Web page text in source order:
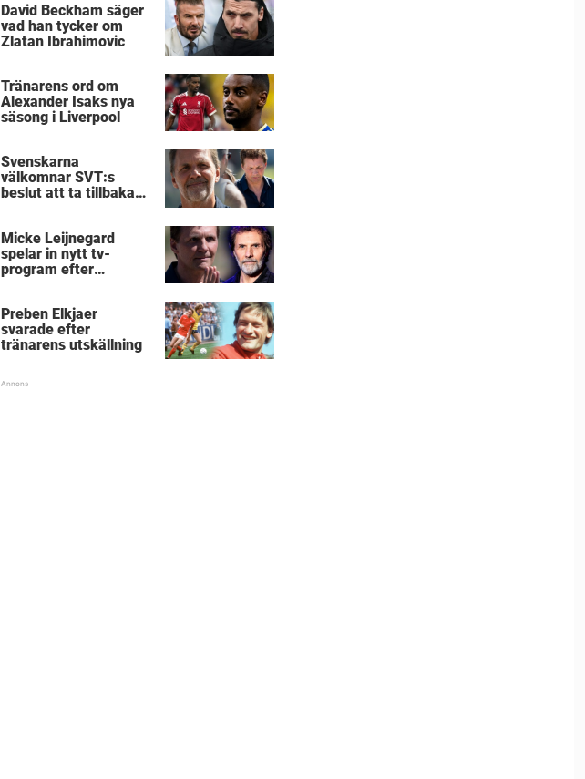
David Beckham säger
vad han tycker om
Zlatan Ibrahimovic
Tränarens ord om
Alexander Isaks nya
säsong i Liverpool
Svenskarna
välkomnar SVT:s
beslut att ta tillbaka
Micke Leijnegard
spelar in nytt tv-
program efter
Preben Elkjaer
svarade efter
tränarens utskällning